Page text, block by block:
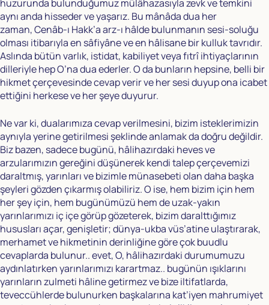
huzurunda bulunduğumuz mülâhazasıyla zevk ve temkini
aynı anda hisseder ve yaşarız. Bu mânâda dua her
zaman, Cenâb-ı Hakk’a arz-ı hâlde bulunmanın sesi-soluğu
olması itibarıyla en sâfiyâne ve en hâlisane bir kulluk tavrıdır.
Aslında bütün varlık, istidat, kabiliyet veya fıtrî ihtiyaçlarının
dilleriyle hep O’na dua ederler. O da bunların hepsine, belli bir
hikmet çerçevesinde cevap verir ve her sesi duyup ona icabet
ettiğini herkese ve her şeye duyurur.
Ne var ki, dualarımıza cevap verilmesini, bizim isteklerimizin
aynıyla yerine getirilmesi şeklinde anlamak da doğru değildir.
Biz bazen, sadece bugünü, hâlihazırdaki heves ve
arzularımızın gereğini düşünerek kendi talep çerçevemizi
daraltmış, yarınları ve bizimle münasebeti olan daha başka
şeyleri gözden çıkarmış olabiliriz. O ise, hem bizim için hem
her şey için, hem bugünümüzü hem de uzak-yakın
yarınlarımızı iç içe görüp gözeterek, bizim daralttığımız
hususları açar, genişletir; dünya-ukba vüs’atine ulaştırarak,
merhamet ve hikmetinin derinliğine göre çok buudlu
cevaplarda bulunur.. evet, O, hâlihazırdaki durumumuzu
aydınlatırken yarınlarımızı karartmaz.. bugünün ışıklarını
yarınların zulmeti hâline getirmez ve bize iltifatlarda,
teveccühlerde bulunurken başkalarına kat’iyen mahrumiyet